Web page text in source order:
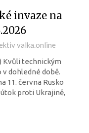
invaze na
valka.online
Kvůli technickým
dohledné době.
11. června Rusko
proti Ukrajině,